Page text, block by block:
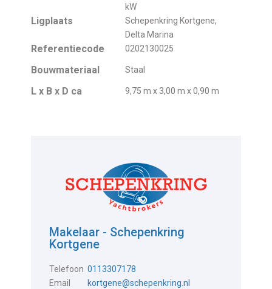
kW
Ligplaats
Schepenkring Kortgene,
Delta Marina
Referentiecode 0202130025
Bouwmateriaal Staal
L x B x D ca 9,75 m x 3,00 m x 0,90 m
Makelaar - Schepenkring
Kortgene
Telefoon 0113307178
Email
kortgene@schepenkring.nl